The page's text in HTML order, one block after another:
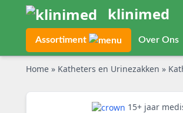
klinimed
Assortiment Over Ons
Home » Katheters en Urinezakken »
15+ jaar